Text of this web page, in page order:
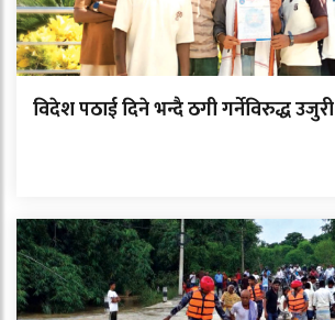
विदेश पठाई दिने भन्दै ठगी गर्नेविरुद्ध उजुरी